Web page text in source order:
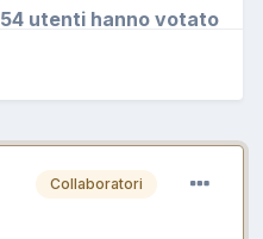
54 utenti hanno votato
Collaboratori